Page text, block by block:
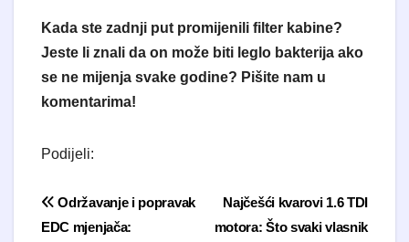
Kada ste zadnji put promijenili filter kabine?
Jeste li znali da on može biti leglo bakterija ako
se ne mijenja svake godine? Pišite nam u
komentarima!
Podijeli:
Navigacija objavaNajčešći kvarovi 1.6 TDI
motora: Što svaki vlasnik
Održavanje i popravak
EDC mjenjača: